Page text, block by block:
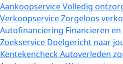
AankoopserviceVolledig
VerkoopserviceZorgeloos
Autofinanciering Financieren
Zoekservice Doelgericht naar
KentekencheckAutoverleden